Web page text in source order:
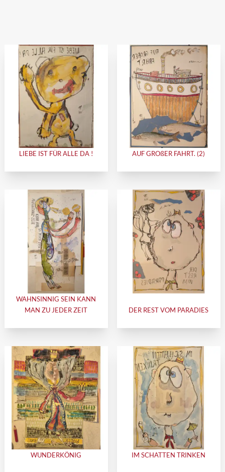
LIEBE IST FÜR ALLE DA ! AUF GROßER FAHRT. (2)
WAHNSINNIG SEIN KANN
MAN ZU JEDER ZEIT
DER REST VOM PARADIES
WUNDERKÖNIG IM SCHATTEN TRINKEN